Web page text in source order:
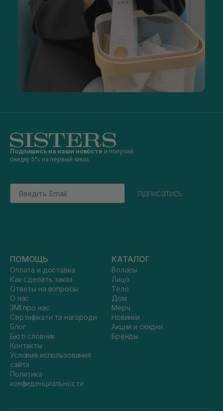
Подпишись на наши новости и получай
скидку 5% на первый заказ
Email
підписатись
ПОМОЩЬ
Оплата и доставка
Как сделать заказ
Ответы на вопросы
О нас
ЗМІ про нас
Сертифікати та нагороди
Блог
Бюті словник
Контакты
Условия использования
сайта
Политика
конфиденциальности
КАТАЛОГ
Волосы
Лицо
Тело
Дом
Мерч
Новинки
Акции и скидки
Бренды